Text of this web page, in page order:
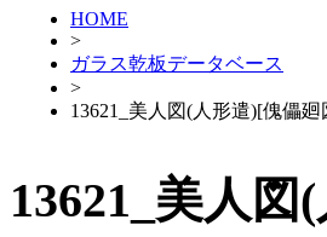
HOME
>
ガラス乾板データベース
>
13621_美人図(人形遣)[傀儡
13621_美人